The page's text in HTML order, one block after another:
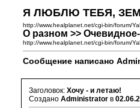
Я ЛЮБЛЮ ТЕБЯ,
http://www.healplanet.net/cgi-bin/forum/
О разном >>
http://www.healplanet.net/cgi-bin/forum/
Сообщение написано
Заголовок: Хочу - и летаю!
Создано Administrator в